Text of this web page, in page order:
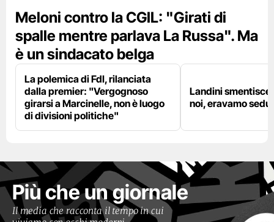
Meloni contro la CGIL: "Girati di
spalle mentre parlava La Russa". Ma
è un sindacato belga
La polemica di FdI, rilanciata
dalla premier: "Vergognoso
girarsi a Marcinelle, non è luogo
di divisioni politiche"
Landini
noi, eravamo
Più che un giornale
Il media che racconta il tempo in cui